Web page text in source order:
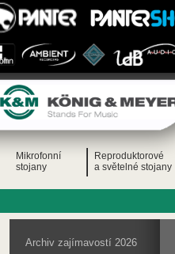
Archiv zajímavostí 2026
Mikrofonní
stojany
Reproduktorové
a světelné stojany